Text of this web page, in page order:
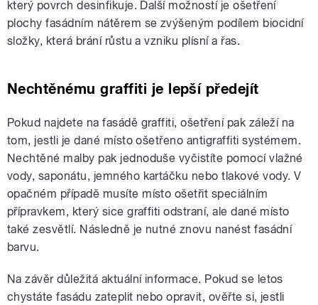
který povrch desinfikuje. Další možností je ošetření
plochy fasádním nátěrem se zvýšeným podílem biocidní
složky, která brání růstu a vzniku plísní a řas.
Nechtěnému graffiti je lepší předejít
Pokud najdete na fasádě graffiti, ošetření pak záleží na
tom, jestli je dané místo ošetřeno antigraffiti systémem.
Nechtěné malby pak jednoduše vyčistíte pomocí vlažné
vody, saponátu, jemného kartáčku nebo tlakové vody. V
opačném případě musíte místo ošetřit speciálním
přípravkem, který sice graffiti odstraní, ale dané místo
také zesvětlí. Následně je nutné znovu nanést fasádní
barvu.
Na závěr důležitá aktuální informace. Pokud se letos
chystáte fasádu zateplit nebo opravit, ověřte si, jestli